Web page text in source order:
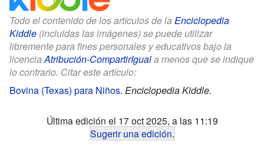
Todo el contenido de los artículos de la Enciclopedia
Kiddle (incluidas las imágenes) se puede utilizar
libremente para fines personales y educativos bajo la
licenciaAtribución-CompartirIguala menos que se indique
lo contrario. Citar este artículo:
Bovina (Texas) para Niños. Enciclopedia Kiddle.
Última edición el 17 oct 2025, a las 11:19
Sugerir una edición.